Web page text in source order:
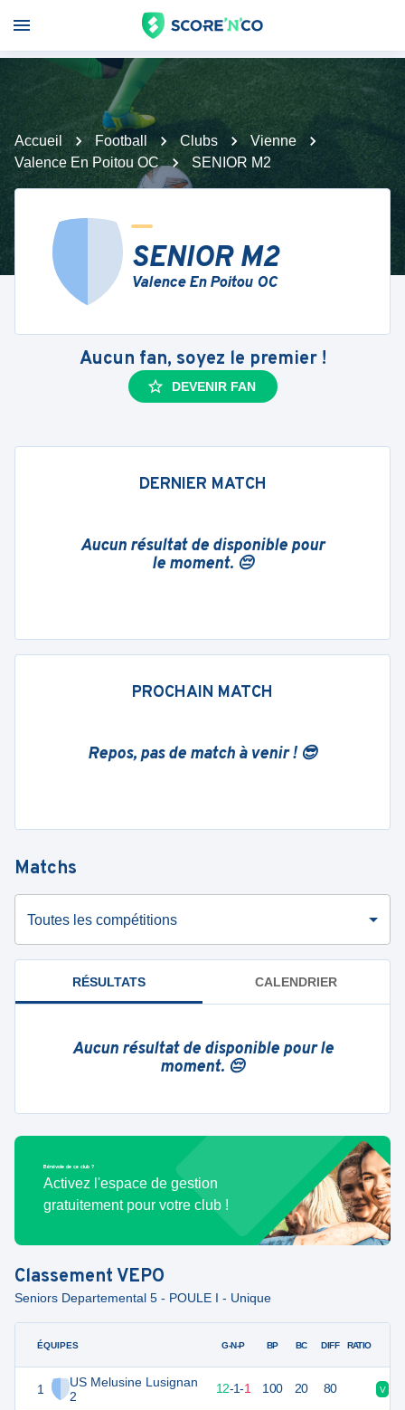
Accueil Football Clubs
Vienne
Valence En Poitou OC
SENIOR M2
SENIOR M2
Valence En Poitou OC
Aucun fan, soyez le premier !
DEVENIR FAN
DERNIER MATCH
Aucun résultat de disponible pour
le moment. 😔
PROCHAIN MATCH
Repos, pas de match à venir ! 😎
Matchs
Toutes les compétitions
RÉSULTATS CALENDRIER
Aucun résultat de disponible pour le
moment. 😔
Bénévole de ce club ?
Activez l'espace de gestion
gratuitement pour votre club !
Classement VEPO
Seniors Departemental 5 - POULE I - Unique
ÉQUIPES
1
US Melusine Lusignan
2
G-N-P BP BC DIFF RATIO
37 14 12-1-1 100 20 80 V